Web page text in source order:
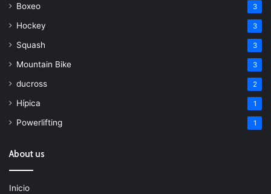
Boxeo 3
Hockey 3
Squash 3
Mountain Bike 3
ducross 2
Hípica 1
Powerlifting 1
About us
Inicio